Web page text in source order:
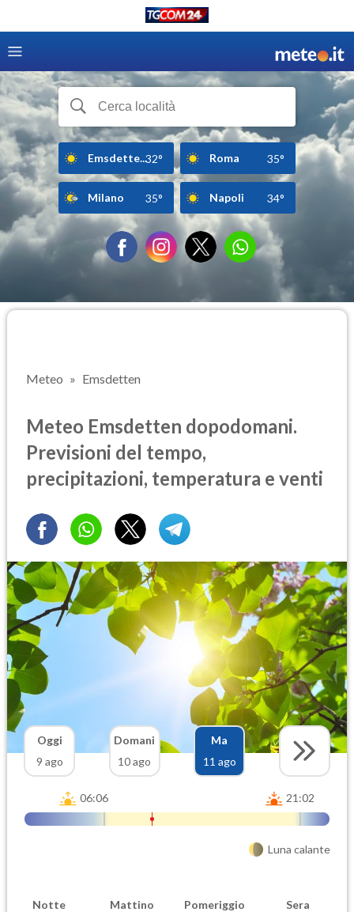
Emsdette...32° Roma 35°
Milano 35° Napoli 34°
Meteo Emsdetten
Meteo Emsdetten dopodomani.
Previsioni del tempo,
precipitazioni, temperatura e venti
Oggi
9 ago
Domani
10 ago
Ma
11 ago
06:06 21:02
Luna calante
Notte Mattino Pomeriggio Sera